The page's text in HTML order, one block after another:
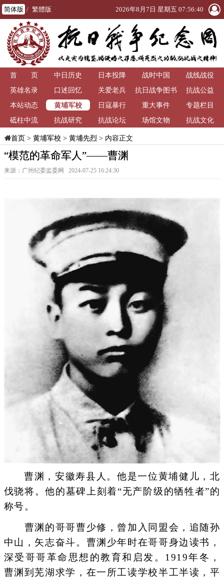
简体版 / 繁體版 2026年8月7日 星期五 07:56:41
首 页 中日历史 日本投降 战时中国
战线战役
英雄名录
口述回忆 关爱老兵
抗日战争图书
馆
抗战公益
本站动态
黄埔军校 日寇暴行 重大事件
专题栏目
砥柱中流
抗战研究 抗战论坛 场馆文物 抗战文化
首页> 黄埔军校> 黄埔先烈 > 内容正文
“模范的革命军人”——曹渊
来源：广州纪委监委网 2024-07-25 16:24:30
曹渊，安徽寿县人。他是一位黄埔健儿，北
伐骁将。他的墓碑上刻着“无产阶级的牺牲者”的
称号。
曹渊的哥哥曹少修，曾加入同盟会，追随孙
中山，矢志奋斗。曹渊少年时在哥哥身边读书，
深受哥哥革命思想的教育和启发。1919年冬，
曹渊到芜湖求学，在一所工读学校半工半读，平